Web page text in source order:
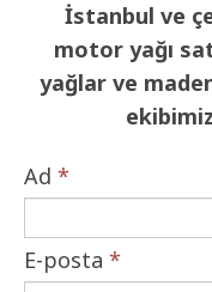
İstanbul ve
motor yağı
yağlar ve
Ad *
E-posta *